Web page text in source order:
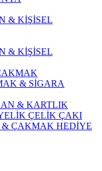
& KİŞİSEL
& KİŞİSEL
& SİGARA
& KARTLIK
ÇELİK ÇAKI
& ÇAKMAK HEDİYE